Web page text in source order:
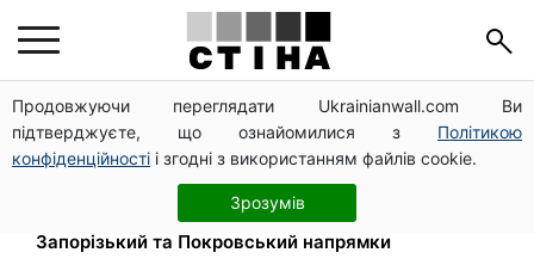
Продовжуючи переглядати Ukrainianwall.com Ви
підтверджуєте, що ознайомилися з Політикою
конфіденційності і згодні з використанням файлів cookie.
Зрозумів
Новий знак на центральній вулиці: водіям
вантажівок заборонили зупинку — штраф до 680
грн
Мавіки, зарядні станції та апарати для реанімації:
Християнський корпус передав вантаж на
Запорізький та Покровський напрямки